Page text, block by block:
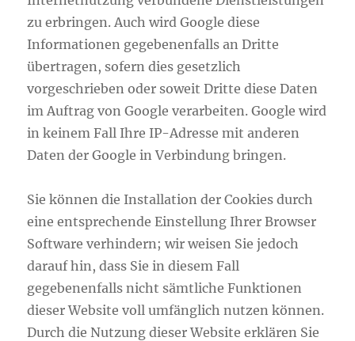
zu erbringen. Auch wird Google diese
Informationen gegebenenfalls an Dritte
übertragen, sofern dies gesetzlich
vorgeschrieben oder soweit Dritte diese Daten
im Auftrag von Google verarbeiten. Google wird
in keinem Fall Ihre IP-Adresse mit anderen
Daten der Google in Verbindung bringen.
Sie können die Installation der Cookies durch
eine entsprechende Einstellung Ihrer Browser
Software verhindern; wir weisen Sie jedoch
darauf hin, dass Sie in diesem Fall
gegebenenfalls nicht sämtliche Funktionen
dieser Website voll umfänglich nutzen können.
Durch die Nutzung dieser Website erklären Sie